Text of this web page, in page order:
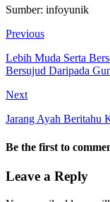
Sumber: infoyunik
Previous
Lebih Muda Serta
Bersujud Daripada
Next
Jarang Ayah Beritahu
Be the first to
Leave a Reply